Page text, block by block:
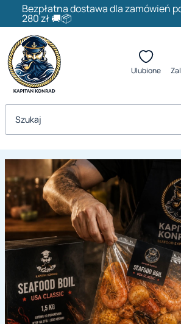
Bezpłatna dostawa dla zamówień
280 zł 🚚📦
Ulubione
Otwórz wyszukiwarkę